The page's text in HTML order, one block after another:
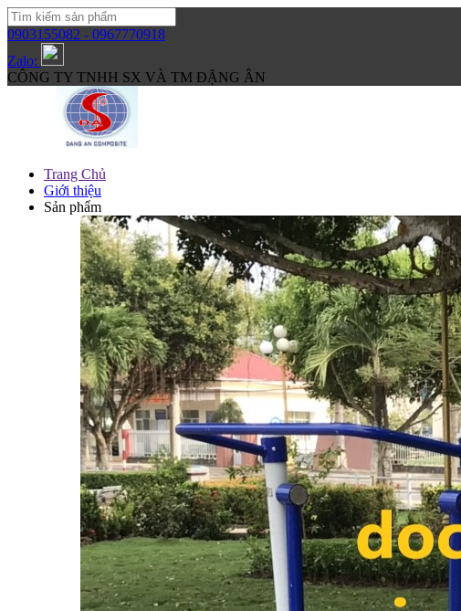
0903155082 - 0967770918
Zalo:
CÔNG TY TNHH SX VÀ TM ĐẶNG ÂN
Trang Chủ
Giới thiệu
Sản phẩm